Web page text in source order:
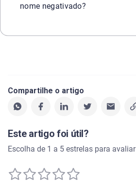
nome negativado?
Compartilhe o artigo
Este artigo foi útil?
Escolha de 1 a 5 estrelas para avaliar